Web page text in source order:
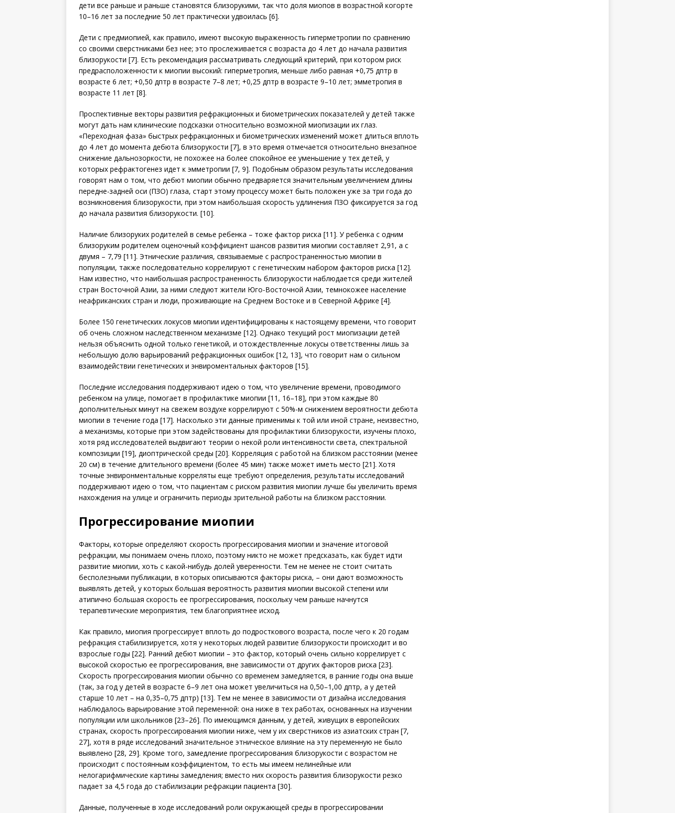
дети все раньше и раньше становятся близорукими, так что доля миопов в возрастной когорте
10–16 лет за последние 50 лет практически удвоилась [6].
Дети с предмиопией, как правило, имеют высокую выраженность гиперметропии по сравнению
со своими сверстниками без нее; это прослеживается с возраста до 4 лет до начала развития
близорукости [7]. Есть рекомендация рассматривать следующий критерий, при котором риск
предрасположенности к миопии высокий: гиперметропия, меньше либо равная +0,75 дптр в
возрасте 6 лет; +0,50 дптр в возрасте 7–8 лет; +0,25 дптр в возрасте 9–10 лет; эмметропия в
возрасте 11 лет [8].
Проспективные векторы развития рефракционных и биометрических показателей у детей также
могут дать нам клинические подсказки относительно возможной миопизации их глаз.
«Переходная фаза» быстрых рефракционных и биометрических изменений может длиться вплоть
до 4 лет до момента дебюта близорукости [7], в это время отмечается относительно внезапное
снижение дальнозоркости, не похожее на более спокойное ее уменьшение у тех детей, у
которых рефрактогенез идет к эмметропии [7, 9]. Подобным образом результаты исследования
говорят нам о том, что дебют миопии обычно предваряется значительным увеличением длины
передне-задней оси (ПЗО) глаза, старт этому процессу может быть положен уже за три года до
возникновения близорукости, при этом наибольшая скорость удлинения ПЗО фиксируется за год
до начала развития близорукости. [10].
Наличие близоруких родителей в семье ребенка – тоже фактор риска [11]. У ребенка с одним
близоруким родителем оценочный коэффициент шансов развития миопии составляет 2,91, а с
двумя – 7,79 [11]. Этнические различия, связываемые с распространенностью миопии в
популяции, также последовательно коррелируют с генетическим набором факторов риска [12].
Нам известно, что наибольшая распространенность близорукости наблюдается среди жителей
стран Восточной Азии, за ними следуют жители Юго-Восточной Азии, темнокожее население
неафриканских стран и люди, проживающие на Среднем Востоке и в Северной Африке [4].
Более 150 генетических локусов миопии идентифицированы к настоящему времени, что говорит
об очень сложном наследственном механизме [12]. Однако текущий рост миопизации детей
нельзя объяснить одной только генетикой, и отождествленные локусы ответственны лишь за
небольшую долю варьирований рефракционных ошибок [12, 13], что говорит нам о сильном
взаимодействии генетических и энвироментальных факторов [15].
Последние исследования поддерживают идею о том, что увеличение времени, проводимого
ребенком на улице, помогает в профилактике миопии [11, 16–18], при этом каждые 80
дополнительных минут на свежем воздухе коррелируют с 50%-м снижением вероятности дебюта
миопии в течение года [17]. Насколько эти данные применимы к той или иной стране, неизвестно,
а механизмы, которые при этом задействованы для профилактики близорукости, изучены плохо,
хотя ряд исследователей выдвигают теории о некой роли интенсивности света, спектральной
композиции [19], диоптрической среды [20]. Корреляция с работой на близком расстоянии (менее
20 см) в течение длительного времени (более 45 мин) также может иметь место [21]. Хотя
точные энвиронментальные корреляты еще требуют определения, результаты исследований
поддерживают идею о том, что пациентам с риском развития миопии лучше бы увеличить время
нахождения на улице и ограничить периоды зрительной работы на близком расстоянии.
Прогрессирование миопии
Факторы, которые определяют скорость прогрессирования миопии и значение итоговой
рефракции, мы понимаем очень плохо, поэтому никто не может предсказать, как будет идти
развитие миопии, хоть с какой-нибудь долей уверенности. Тем не менее не стоит считать
бесполезными публикации, в которых описываются факторы риска, – они дают возможность
выявлять детей, у которых большая вероятность развития миопии высокой степени или
атипично большая скорость ее прогрессирования, поскольку чем раньше начнутся
терапевтические мероприятия, тем благоприятнее исход.
Как правило, миопия прогрессирует вплоть до подросткового возраста, после чего к 20 годам
рефракция стабилизируется, хотя у некоторых людей развитие близорукости происходит и во
взрослые годы [22]. Ранний дебют миопии – это фактор, который очень сильно коррелирует с
высокой скоростью ее прогрессирования, вне зависимости от других факторов риска [23].
Скорость прогрессирования миопии обычно со временем замедляется, в ранние годы она выше
(так, за год у детей в возрасте 6–9 лет она может увеличиться на 0,50–1,00 дптр, а у детей
старше 10 лет – на 0,35–0,75 дптр) [13]. Тем не менее в зависимости от дизайна исследования
наблюдалось варьирование этой переменной: она ниже в тех работах, основанных на изучении
популяции или школьников [23–26]. По имеющимся данным, у детей, живущих в европейских
странах, скорость прогрессирования миопии ниже, чем у их сверстников из азиатских стран [7,
27], хотя в ряде исследований значительное этническое влияние на эту переменную не было
выявлено [28, 29]. Кроме того, замедление прогрессирования близорукости с возрастом не
происходит с постоянным коэффициентом, то есть мы имеем нелинейные или
нелогарифмические картины замедления; вместо них скорость развития близорукости резко
падает за 4,5 года до стабилизации рефракции пациента [30].
Данные, полученные в ходе исследований роли окружающей среды в прогрессировании